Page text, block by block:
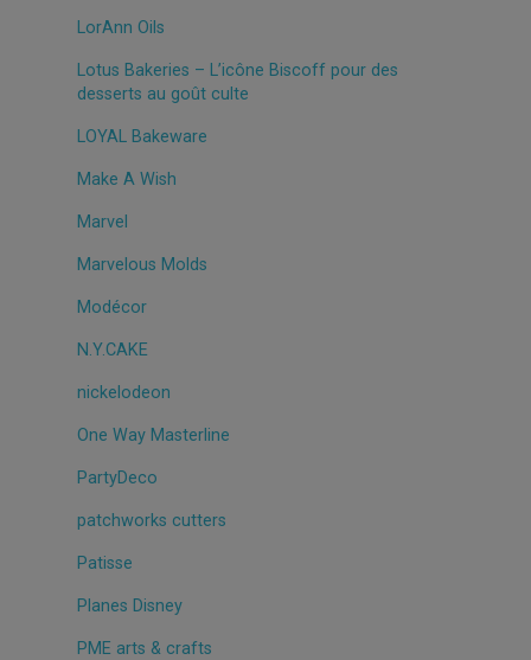
LorAnn Oils
Lotus Bakeries – L’icône Biscoff pour des
desserts au goût culte
LOYAL Bakeware
Make A Wish
Marvel
Marvelous Molds
Modécor
N.Y.CAKE
nickelodeon
One Way Masterline
PartyDeco
patchworks cutters
Patisse
Planes Disney
PME arts & crafts